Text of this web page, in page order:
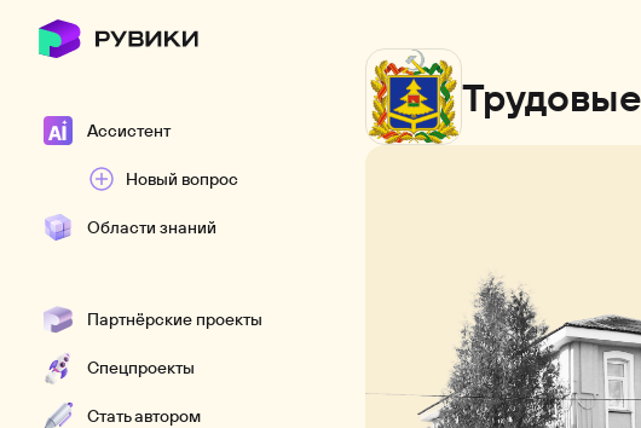
Ассистент
Новый вопрос
Области знаний
Партнёрские проекты
Спецпроекты
Стать автором